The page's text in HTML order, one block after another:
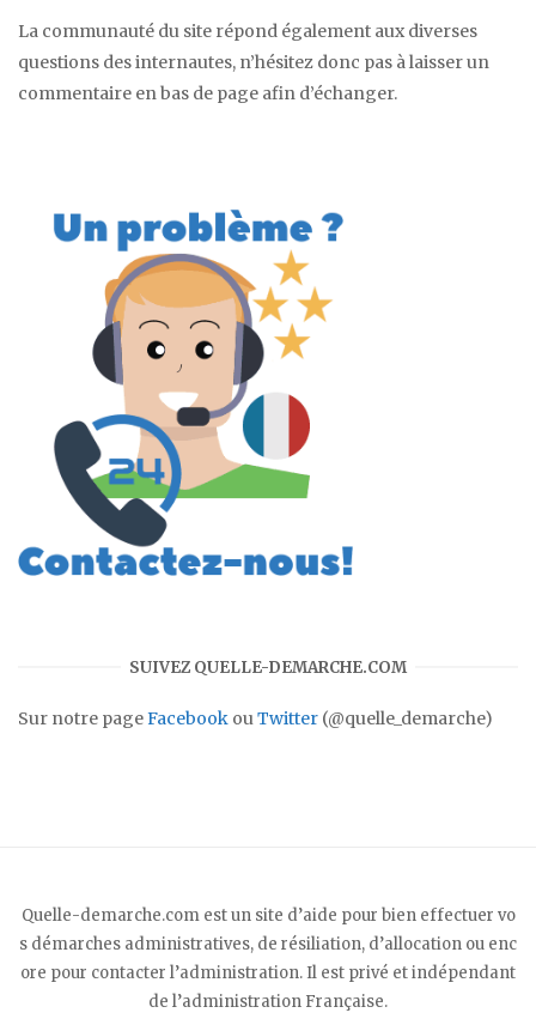
La communauté du site répond également aux diverses
questions des internautes, n’hésitez donc pas à laisser un
commentaire en bas de page afin d’échanger.
SUIVEZ QUELLE-DEMARCHE.COM
Sur notre pageFacebook ouTwitter (@quelle_demarche)
Quelle-demarche.com est un site d’aide pour bien effectuer vo
s démarches administratives, de résiliation, d’allocation ou enc
ore pour contacter l’administration. Il est privé et indépendant
de l’administration Française.